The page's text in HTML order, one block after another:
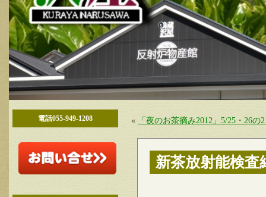
電話055-949-1208 « 「夜のお茶摘み2012」5/25・26の
新茶放射能検査